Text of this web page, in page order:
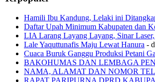
Hamili Ibu Kandung, Lelaki ini
Daftar Upah Minimum Kabupaten dan
LIA Larang Layang Layang, Sinar
Lale Yaquttunafis Maju Lewat Hanura -
Cuaca Buruk Ganggu Produksi Petani
BAKOHUMAS DAN LEMBAGA
NAMA, ALAMAT DAN NOMOR
RAPAT PARIPURNA DPRD